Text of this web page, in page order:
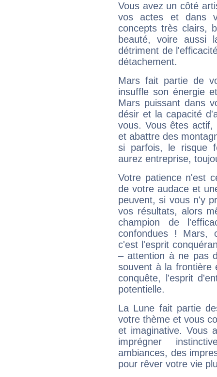
Vous avez un côté
vos actes et dans
concepts très clairs,
beauté, voire aussi
détriment de
détachement.
Mars fait partie de
insuffle son énergie
Mars puissant dans
désir et la capacité
vous. Vous êtes
et abattre des
si parfois, le risque
aurez entreprise,
Votre patience n'est
de votre audace et
peuvent, si vous n'y
vos résultats, alors
champion de
confondues ! Mars,
c'est l'esprit
– attention à ne pas
souvent à la frontière
conquête, l'esprit
potentielle.
La Lune fait partie
votre thème et vous
et imaginative. Vous
imprégner
ambiances, des
pour rêver votre vie